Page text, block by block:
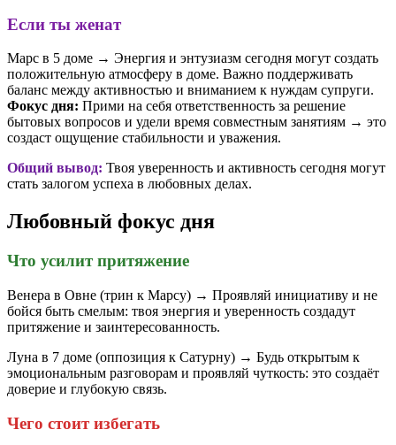
Если ты женат
Марс в 5 доме → Энергия и энтузиазм сегодня могут создать
положительную атмосферу в доме. Важно поддерживать
баланс между активностью и вниманием к нуждам супруги.
Фокус дня: Прими на себя ответственность за решение
бытовых вопросов и удели время совместным занятиям → это
создаст ощущение стабильности и уважения.
Общий вывод: Твоя уверенность и активность сегодня могут
стать залогом успеха в любовных делах.
Любовный фокус дня
Что усилит притяжение
Венера в Овне (трин к Марсу) → Проявляй инициативу и не
бойся быть смелым: твоя энергия и уверенность создадут
притяжение и заинтересованность.
Луна в 7 доме (оппозиция к Сатурну) → Будь открытым к
эмоциональным разговорам и проявляй чуткость: это создаёт
доверие и глубокую связь.
Чего стоит избегать